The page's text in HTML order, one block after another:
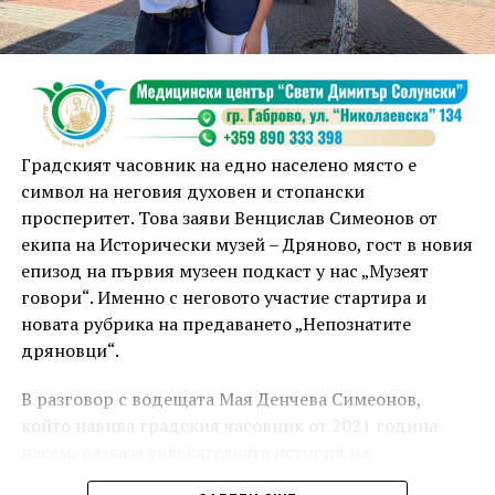
значими за културата, индустрията и обществените
инициативи български града могат да вървят
заедно“, коментира тя.
ресурси. То ще предостави възможност на
Градският часовник на едно населено място е
символ на неговия духовен и стопански
просперитет. Това заяви Венцислав Симеонов от
екипа на Исторически музей – Дряново, гост в новия
епизод на първия музеен подкаст у нас „Музеят
говори“. Именно с неговото участие стартира и
новата рубрика на предаването „Непознатите
дряновци“.
В разговор с водещата Мая Денчева Симеонов,
който навива градския часовник от 2021 година
часовниковия механизъм и на часовниковата кула в